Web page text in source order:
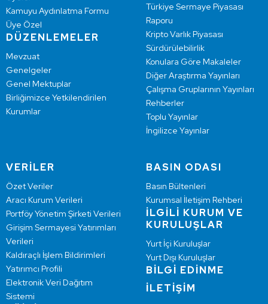
Kamuyu Aydınlatma Formu
Üye Özel
DÜZENLEMELER
Mevzuat
Genelgeler
Genel Mektuplar
Birliğimizce Yetkilendirilen
Kurumlar
Türkiye Sermaye Piyasası
Raporu
Kripto Varlık Piyasası
Sürdürülebilirlik
Konulara Göre Makaleler
Diğer Araştırma Yayınları
Çalışma Gruplarının Yayınları
Rehberler
Toplu Yayınlar
İngilizce Yayınlar
VERİLER
Özet Veriler
Aracı Kurum Verileri
Portföy Yönetim Şirketi Verileri
Girişim Sermayesi Yatırımları
Verileri
Kaldıraçlı İşlem Bildirimleri
Yatırımcı Profili
Elektronik Veri Dağıtım
Sistemi
BASIN ODASI
Basın Bültenleri
Kurumsal İletişim Rehberi
İLGİLİ KURUM VE
KURULUŞLAR
Yurt İçi Kuruluşlar
Yurt Dışı Kuruluşlar
BİLGİ EDİNME
İLETİŞİM